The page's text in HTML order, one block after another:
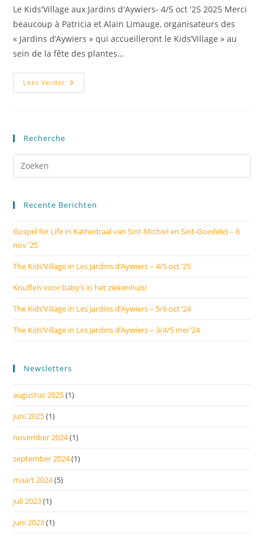
Le Kids'Village aux Jardins d'Aywiers- 4/5 oct '25 2025 Merci
beaucoup à Patricia et Alain Limauge, organisateurs des
« Jardins d’Aywiers » qui accueilleront le Kids’Village » au
sein de la fête des plantes…
Lees Verder
Recherche
Recente Berichten
Gospel for Life in Kathedraal van Sint-Michiel en Sint-Goedele) – 6
nov ’25
The Kids’Village in Les Jardins d’Aywiers – 4/5 oct ’25
Knuffels voor baby’s in het ziekenhuis!
The Kids’Village in Les Jardins d’Aywiers – 5/6 oct ’24
The Kids’Village in Les Jardins d’Aywiers – 3/4/5 mei ’24
Newsletters
augustus 2025(1)
juni 2025(1)
november 2024(1)
september 2024(1)
maart 2024(5)
juli 2023(1)
juni 2023(1)